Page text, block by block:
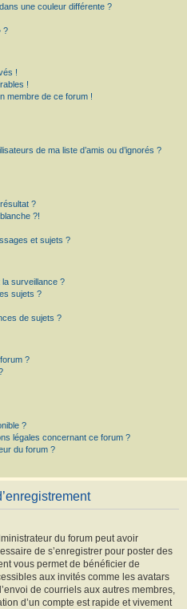
une couleur différente ?
?
!
!
membre de ce forum !
de ma liste d’amis ou d’ignorés ?
?
?!
et sujets ?
surveillance ?
sujets ?
de sujets ?
?
?
légales concernant ce forum ?
du forum ?
du forum peut avoir
de s’enregistrer pour poster des
vous permet de bénéficier de
aux invités comme les avatars
de courriels aux autres membres,
d’un compte est rapide et vivement